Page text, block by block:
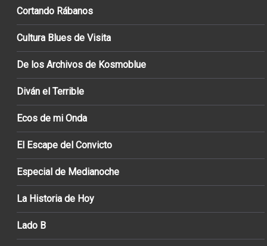
Cortando Rábanos
Cultura Blues de Visita
De los Archivos de Kosmoblue
Diván el Terrible
Ecos de mi Onda
El Escape del Convicto
Especial de Medianoche
La Historia de Hoy
Lado B